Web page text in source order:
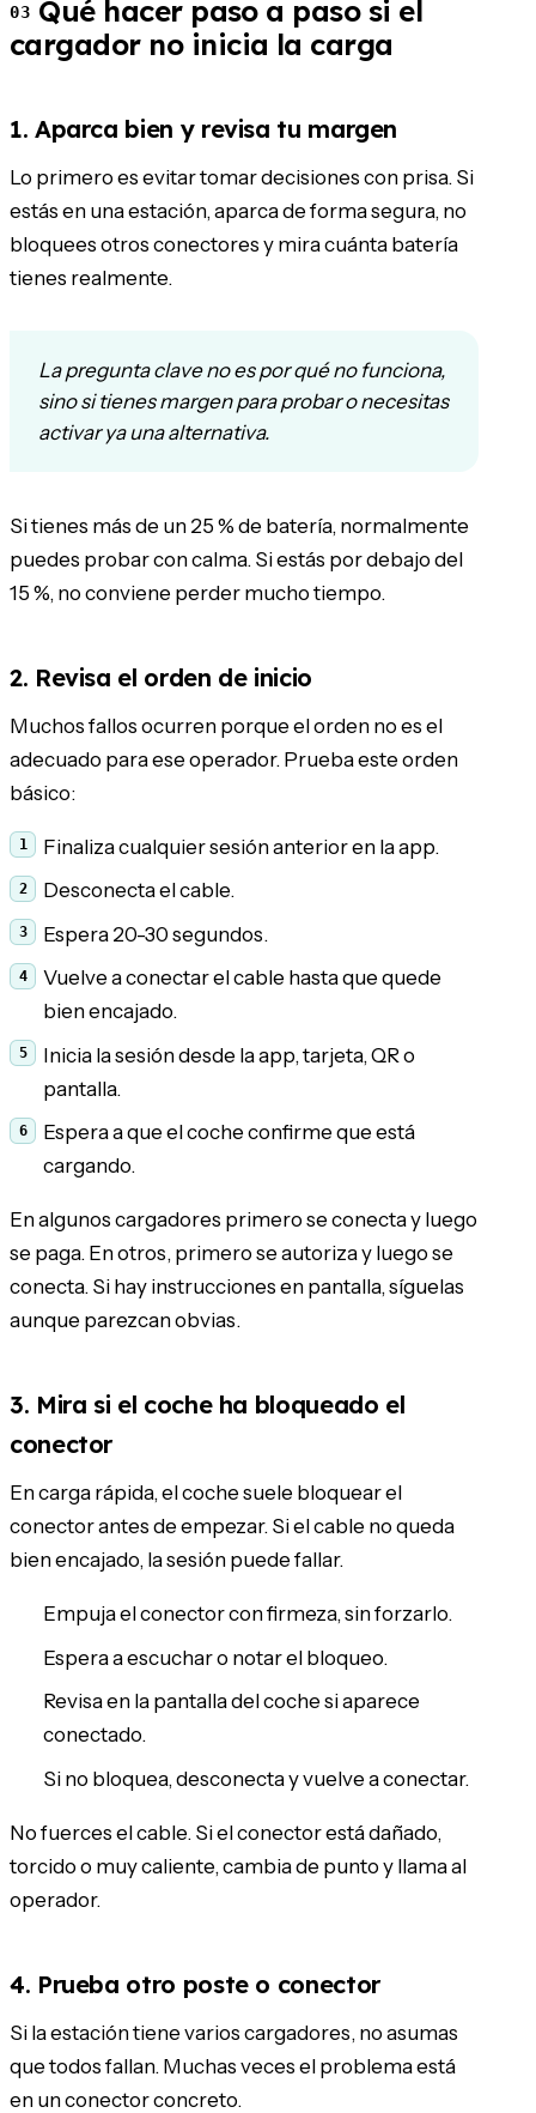
03 Qué hacer paso a paso si el
cargador no inicia la carga
1. Aparca bien y revisa tu margen
Lo primero es evitar tomar decisiones con prisa. Si
estás en una estación, aparca de forma segura, no
bloquees otros conectores y mira cuánta batería
tienes realmente.
La pregunta clave no es por qué no funciona,
sino si tienes margen para probar o necesitas
activar ya una alternativa.
Si tienes más de un 25 % de batería, normalmente
puedes probar con calma. Si estás por debajo del
15 %, no conviene perder mucho tiempo.
2. Revisa el orden de inicio
Muchos fallos ocurren porque el orden no es el
adecuado para ese operador. Prueba este orden
básico:
Finaliza cualquier sesión anterior en la app.
Desconecta el cable.
Espera 20-30 segundos.
Vuelve a conectar el cable hasta que quede
bien encajado.
Inicia la sesión desde la app, tarjeta, QR o
pantalla.
Espera a que el coche confirme que está
cargando.
En algunos cargadores primero se conecta y luego
se paga. En otros, primero se autoriza y luego se
conecta. Si hay instrucciones en pantalla, síguelas
aunque parezcan obvias.
3. Mira si el coche ha bloqueado el
conector
En carga rápida, el coche suele bloquear el
conector antes de empezar. Si el cable no queda
bien encajado, la sesión puede fallar.
Empuja el conector con firmeza, sin forzarlo.
Espera a escuchar o notar el bloqueo.
Revisa en la pantalla del coche si aparece
conectado.
Si no bloquea, desconecta y vuelve a conectar.
No fuerces el cable. Si el conector está dañado,
torcido o muy caliente, cambia de punto y llama al
operador.
4. Prueba otro poste o conector
Si la estación tiene varios cargadores, no asumas
que todos fallan. Muchas veces el problema está
en un conector concreto.